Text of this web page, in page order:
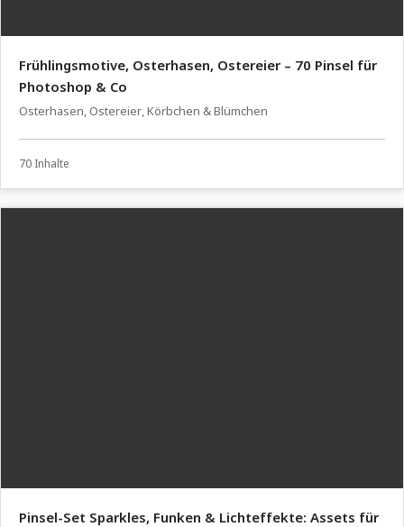
Frühlingsmotive, Osterhasen, Ostereier – 70 Pinsel für
Photoshop & Co
Osterhasen, Ostereier, Körbchen & Blümchen
70 Inhalte
Pinsel-Set Sparkles, Funken & Lichteffekte: Assets für